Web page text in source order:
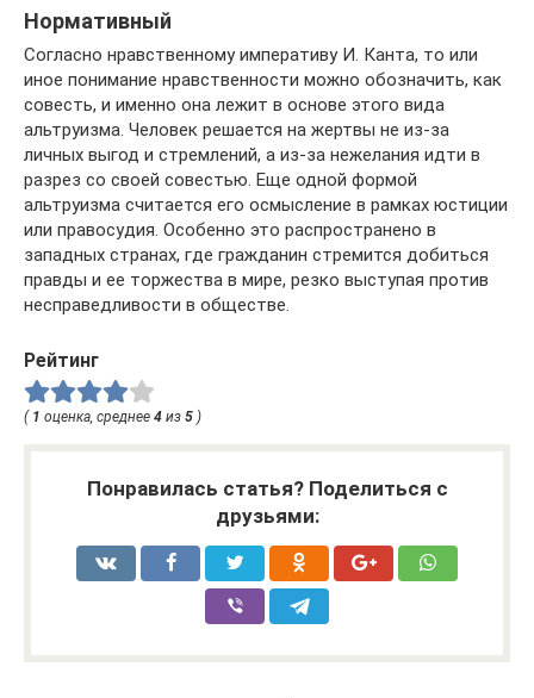
Нормативный
Согласно нравственному императиву И. Канта, то или
иное понимание нравственности можно обозначить, как
совесть, и именно она лежит в основе этого вида
альтруизма. Человек решается на жертвы не из-за
личных выгод и стремлений, а из-за нежелания идти в
разрез со своей совестью. Еще одной формой
альтруизма считается его осмысление в рамках юстиции
или правосудия. Особенно это распространено в
западных странах, где гражданин стремится добиться
правды и ее торжества в мире, резко выступая против
несправедливости в обществе.
Рейтинг
( 1 оценка, среднее 4 из 5 )
Понравилась статья? Поделиться с
друзьями: